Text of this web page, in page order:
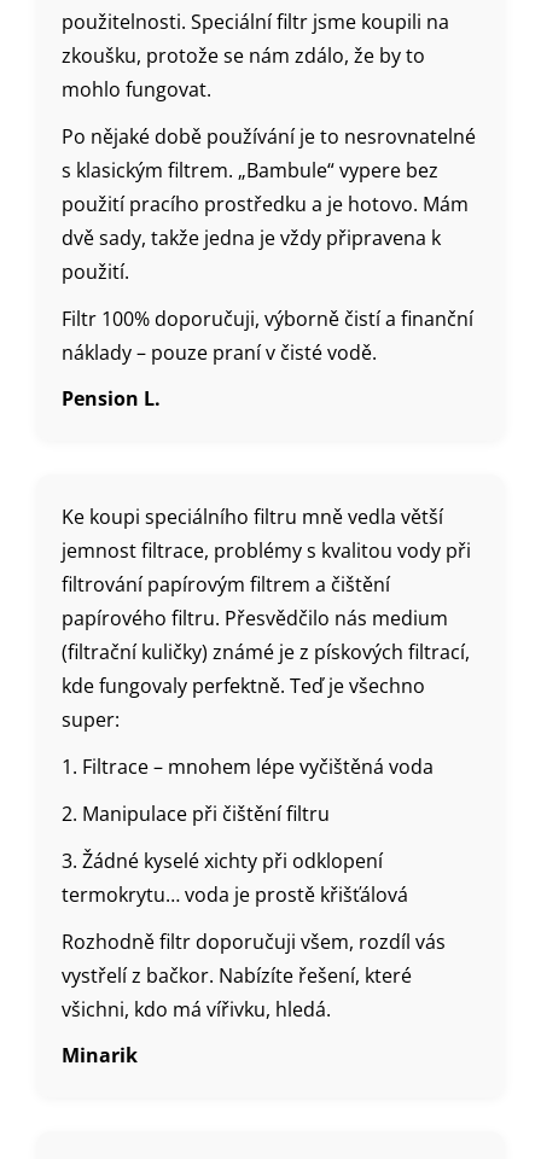
použitelnosti. Speciální filtr jsme koupili na
zkoušku, protože se nám zdálo, že by to
mohlo fungovat.
Po nějaké době používání je to nesrovnatelné
s klasickým filtrem. „Bambule“ vypere bez
použití pracího prostředku a je hotovo. Mám
dvě sady, takže jedna je vždy připravena k
použití.
Filtr 100% doporučuji, výborně čistí a finanční
náklady – pouze praní v čisté vodě.
Pension L.
Ke koupi speciálního filtru mně vedla větší
jemnost filtrace, problémy s kvalitou vody při
filtrování papírovým filtrem a čištění
papírového filtru. Přesvědčilo nás medium
(filtrační kuličky) známé je z pískových filtrací,
kde fungovaly perfektně. Teď je všechno
super:
1. Filtrace – mnohem lépe vyčištěná voda
2. Manipulace při čištění filtru
3. Žádné kyselé xichty při odklopení
termokrytu… voda je prostě křišťálová
Rozhodně filtr doporučuji všem, rozdíl vás
vystřelí z bačkor. Nabízíte řešení, které
všichni, kdo má vířivku, hledá.
Minarik